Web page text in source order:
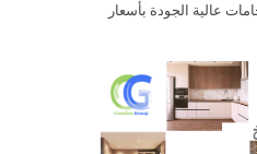
عالية الجودة بأسعار